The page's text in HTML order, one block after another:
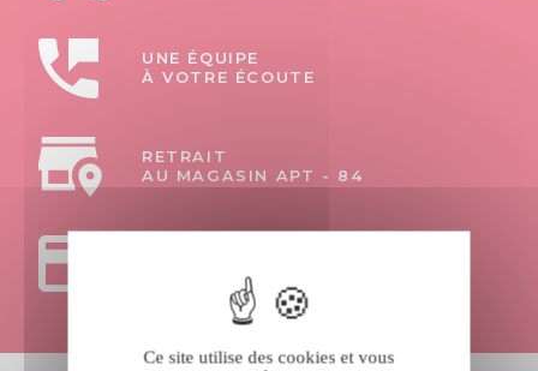
UNE ÉQUIPE
À VOTRE ÉCOUTE
RETRAIT
AU MAGASIN APT - 84
Ce site utilise des cookies et vous